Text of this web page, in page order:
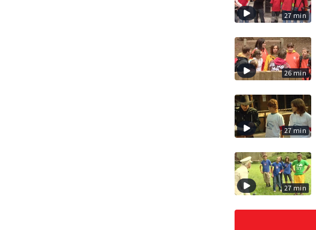
27 min
26 min
27 min
27 min